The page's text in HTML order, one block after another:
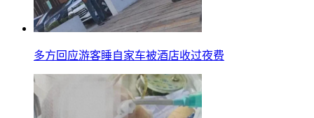
多方回应游客睡自家车被酒店收过夜费